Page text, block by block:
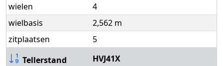
wielen
4
wielbasis
2,562 m
zitplaatsen
5
Tellerstand
HVJ41X